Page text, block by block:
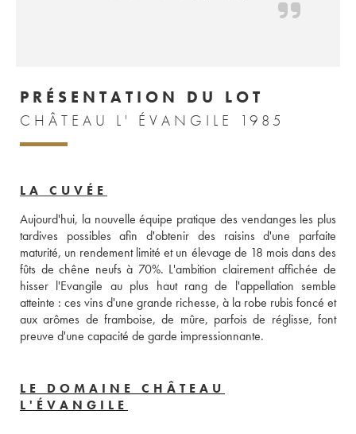
PRÉSENTATION DU LOT
CHÂTEAU L' ÉVANGILE 1985
LA CUVÉE
Aujourd'hui, la nouvelle équipe pratique des vendanges les plus
tardives possibles afin d'obtenir des raisins d'une parfaite
maturité, un rendement limité et un élevage de 18 mois dans des
fûts de chêne neufs à 70%. L'ambition clairement affichée de
hisser l'Evangile au plus haut rang de l'appellation semble
atteinte : ces vins d'une grande richesse, à la robe rubis foncé et
aux arômes de framboise, de mûre, parfois de réglisse, font
preuve d'une capacité de garde impressionnante.
LE DOMAINE CHÂTEAU
L'ÉVANGILE